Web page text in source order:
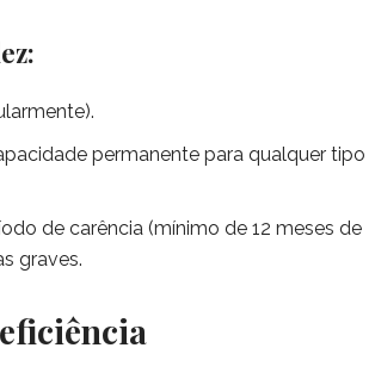
permanente para qualquer tipo
de carência (mínimo de 12 meses de
graves.